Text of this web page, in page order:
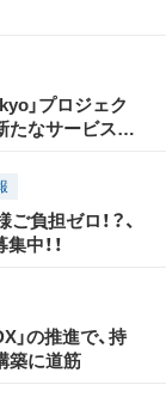
」プロジェク
たなサービスを
負担ゼロ！？、
中！！
」の推進で、持
築に道筋